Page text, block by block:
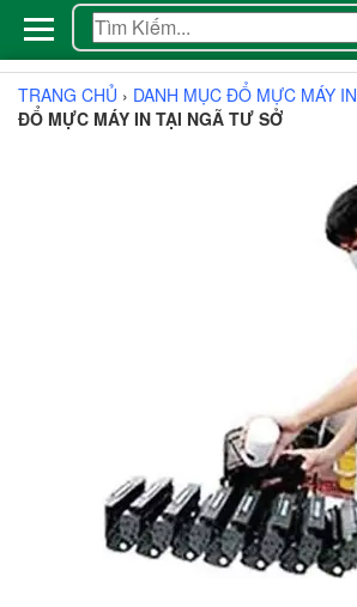
TRANG CHỦ › DANH MỤC ĐỔ MỰC MÁY IN
ĐỔ MỰC MÁY IN TẠI NGÃ TƯ SỞ